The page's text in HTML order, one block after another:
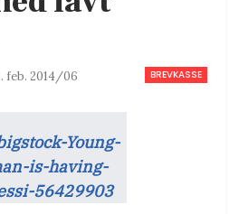
BREVKASSE
feb. 2014/06